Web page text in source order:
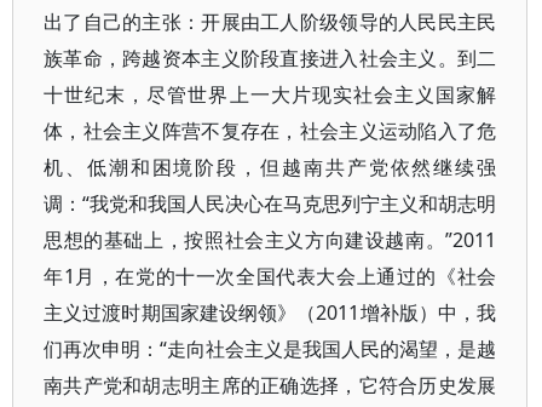
出了自己的主张：开展由工人阶级领导的人民民主民
族革命，跨越资本主义阶段直接进入社会主义。到二
十世纪末，尽管世界上一大片现实社会主义国家解
体，社会主义阵营不复存在，社会主义运动陷入了危
机、低潮和困境阶段，但越南共产党依然继续强
调：“我党和我国人民决心在马克思列宁主义和胡志明
思想的基础上，按照社会主义方向建设越南。”2011
年1月，在党的十一次全国代表大会上通过的《社会
主义过渡时期国家建设纲领》（2011增补版）中，我
们再次申明：“走向社会主义是我国人民的渴望，是越
南共产党和胡志明主席的正确选择，它符合历史发展